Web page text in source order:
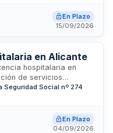
analítica y
forma mensual a través
a 500 euros en
En Plazo
15/09/2026
en Alicante
hospitalaria en
de servicios
de empresas
la Seguridad Social
especiales de
y laboral, con
Seguridad Social nº 274
En Plazo
04/09/2026